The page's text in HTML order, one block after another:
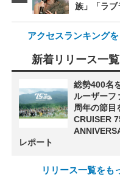
族」「ラブ
アクセスランキング
新着リリース一覧
総勢400名
ルーザーフ
周年の節目
CRUISER
レポート
リリース一覧をも